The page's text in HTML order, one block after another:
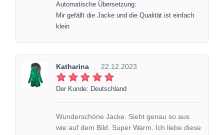
Automatische Übersetzung:
Mir gefällt die Jacke und die Qualität ist einfach
klein
Katharina 22.12.2023
Der Kunde: Deutschland
Wunderschöne Jacke. Sieht genau so aus
wie auf dem Bild. Super Warm. Ich liebe diese